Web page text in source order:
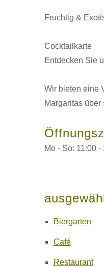
Fruchtig &
Cocktailkarte
Entdecken Sie
Wir bieten eine
Margaritas
Mo - So: 11:00
Biergarten
Café
Restaurant